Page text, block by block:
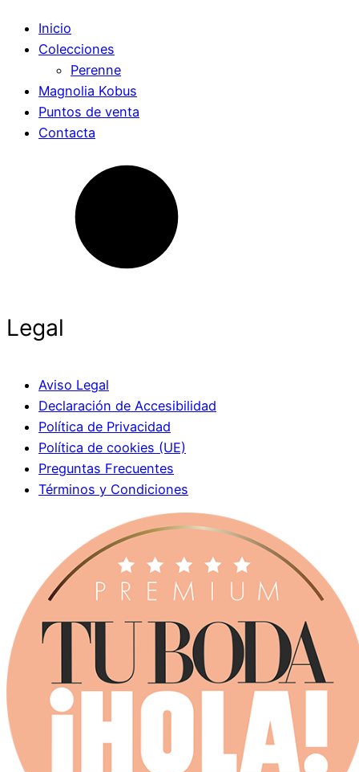
Inicio
Colecciones
Perenne
Magnolia Kobus
Puntos de venta
Contacta
Legal
Aviso Legal
Declaración de Accesibilidad
Política de Privacidad
Política de cookies (UE)
Preguntas Frecuentes
Términos y Condiciones